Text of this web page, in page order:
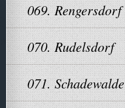
069. Rengersdorf
070. Rudelsdorf
071. Schadewalde